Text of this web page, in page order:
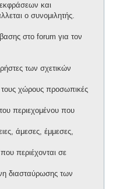
και
ο συνομιλητής.
στο forum για τον
των σχετικών
τους χώρους προσωπικές
περιεχομένου που
άμεσες, έμμεσες,
περιέχονται σε
διασταύρωσης των